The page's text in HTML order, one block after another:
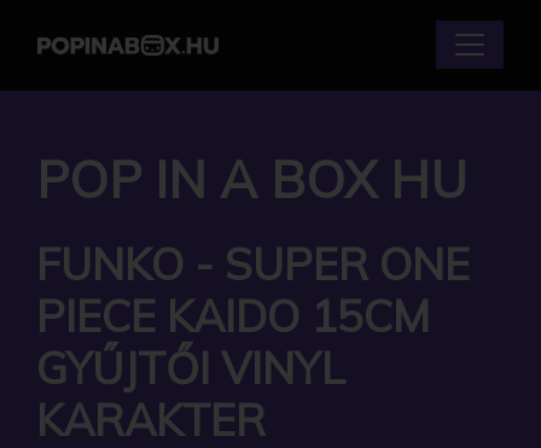
POP IN A BOX HU
FUNKO - SUPER ONE
PIECE KAIDO 15CM
GYŰJTŐI VINYL
KARAKTER